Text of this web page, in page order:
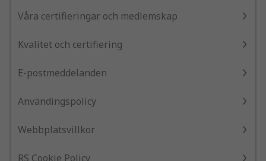
Våra certifieringar och medlemskap
Kvalitet och certifiering
E-postmeddelanden
Användingspolicy
Webbplatsvillkor
RS Cookie Policy